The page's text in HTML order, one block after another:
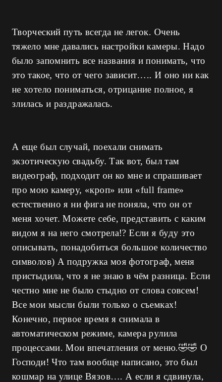
Творческий путь всегда не легок. Очень
тяжело мне давались настройки камеры. Надо
было запомнить все названия и понимать, что
это такое, что от чего зависит….. И оно ни как
не хотело пониматься, отрицание полное, я
злилась и раздражалась.
А еще был случай, поехали снимать
экзотическую свадьбу. Так вот, был там
видеограф, подходит он ко мне и спрашивает
про мою камеру, «кроп» или «full frame»
естественно я ни фига не поняла, что он от
меня хочет. Можете себе, представить с каким
видом я на него смотрела!? Если я буду это
описывать, понадобиться большое количество
символов) А подружка моя фотограф, меня
пристыдила, что я не знаю в чём разница. Если
честно мне не было стыдно от слова совсем!
Все мои мысли были только о съемках!
Конечно, первое время я снимала в
автоматическом режиме, камера рулила
процессами. Мои впечатления от меню.🤣🤣 О
Господи! Что там вообще написано, это был
кошмар на улице Вязов…. А если я сдвинула,